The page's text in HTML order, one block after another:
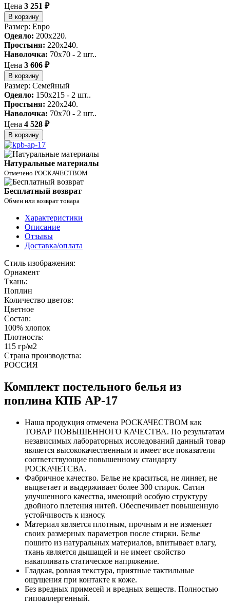
Цена 3 251 ₽
В корзину
Размер: Евро
Одеяло: 200x220.
Простыня: 220x240.
Наволочка: 70x70 - 2 шт..
Цена 3 606 ₽
В корзину
Размер: Семейный
Одеяло: 150x215 - 2 шт..
Простыня: 220x240.
Наволочка: 70x70 - 2 шт..
Цена 4 528 ₽
В корзину
Натуральные материалы
Отмечено РОСКАЧЕСТВОМ
Бесплатный возврат
Обмен или возврат товара
Характеристики
Описание
Отзывы
Доставка/оплата
Стиль изображения:
Орнамент
Ткань:
Поплин
Количество цветов:
Цветное
Состав:
100% хлопок
Плотность:
115 гр/м2
Страна производства:
РОССИЯ
Комплект постельного белья из
поплина КПБ AP-17
Наша продукция отмечена РОСКАЧЕСТВОМ как
ТОВАР ПОВЫШЕННОГО КАЧЕСТВА. По результатам
независимых лабораторных исследований данный товар
является высококачественным и имеет все показатели
соответствующие повышенному стандарту
РОСКАЧЕТСВА.
Фабричное качество. Белье не краситься, не линяет, не
выцветает и выдерживает более 300 стирок. Сатин
улучшенного качества, имеющий особую структуру
двойного плетения нитей. Обеспечивает повышенную
устойчивость к износу.
Материал является плотным, прочным и не изменяет
своих размерных параметров после стирки. Белье
пошито из натуральных материалов, впитывает влагу,
ткань является дышащей и не имеет свойство
накапливать статическое напряжение.
Гладкая, ровная текстура, приятные тактильные
ощущения при контакте к коже.
Без вредных примесей и вредных веществ. Полностью
гипоаллергенный.